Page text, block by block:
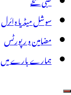
سوشل میڈیا وائرل
مضامین و رپورٹس
ہمارے بارے میں